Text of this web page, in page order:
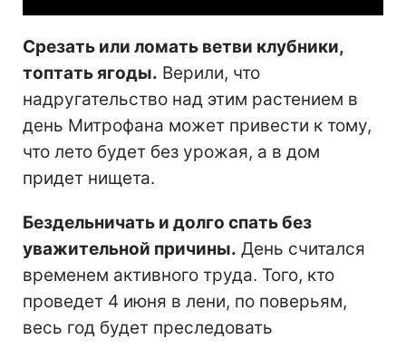
Срезать или ломать ветви клубники,
топтать ягоды. Верили, что
надругательство над этим растением в
день Митрофана может привести к тому,
что лето будет без урожая, а в дом
придет нищета.
Бездельничать и долго спать без
уважительной причины. День считался
временем активного труда. Того, кто
проведет 4 июня в лени, по поверьям,
весь год будет преследовать